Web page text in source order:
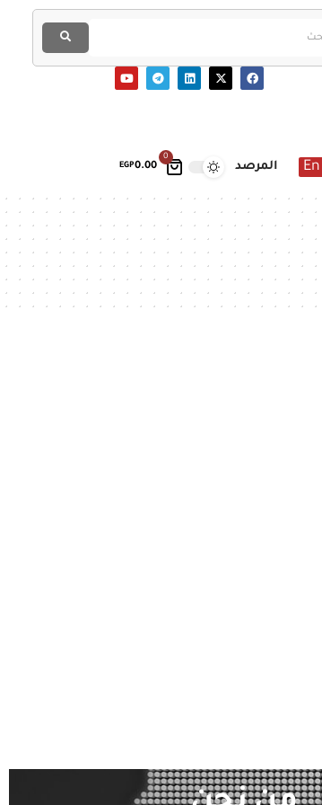
0
EGP0.00 En المرصد